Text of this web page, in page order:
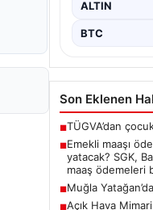
ALTIN
BTC
Son Eklenen
■TÜGVA’dan
■Emekli maaşı
yatacak? SGK,
maaş ödemeleri
■Muğla
■Açık Hava